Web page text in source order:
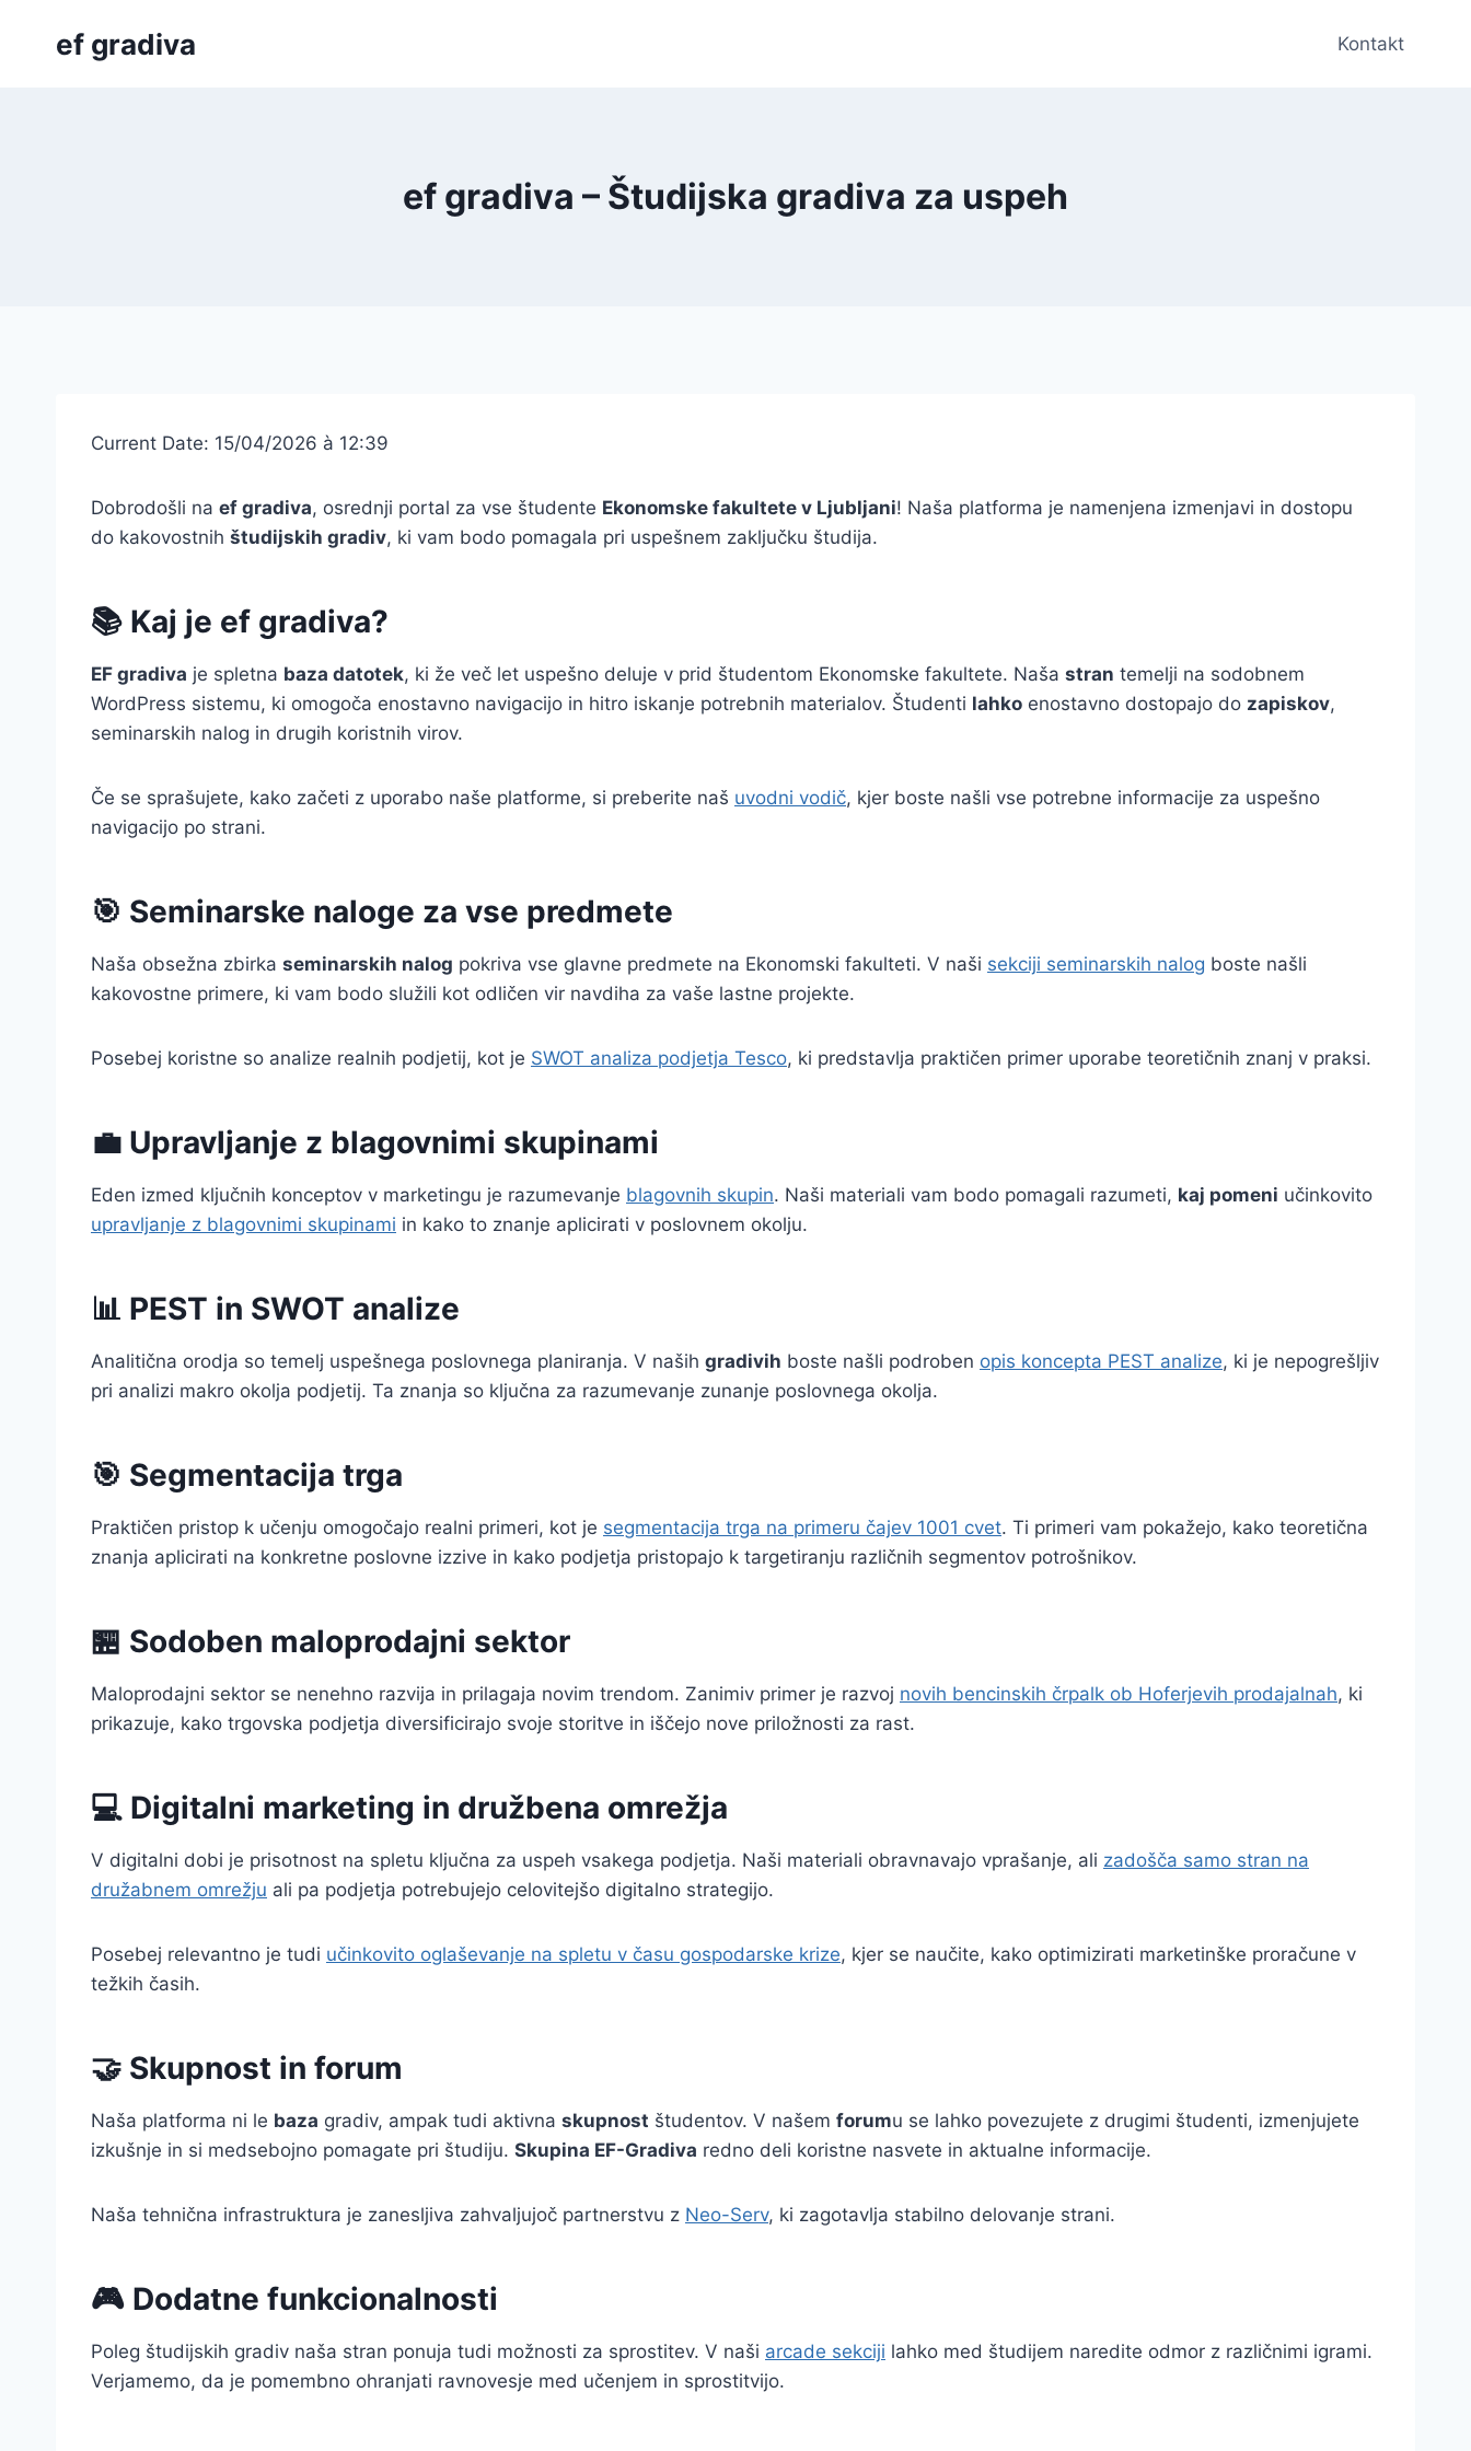
ef gradiva Kontakt
ef gradiva – Študijska gradiva za uspeh
Current Date: 15/04/2026 à 12:39
Dobrodošli na ef gradiva, osrednji portal za vse študente Ekonomske fakultete v Ljubljani! Naša platforma je namenjena izmenjavi in dostopu
do kakovostnih študijskih gradiv, ki vam bodo pomagala pri uspešnem zaključku študija.
📚 Kaj je ef gradiva?
EF gradiva je spletna baza datotek, ki že več let uspešno deluje v prid študentom Ekonomske fakultete. Naša stran temelji na sodobnem
WordPress sistemu, ki omogoča enostavno navigacijo in hitro iskanje potrebnih materialov. Študenti lahko enostavno dostopajo do zapiskov,
seminarskih nalog in drugih koristnih virov.
Če se sprašujete, kako začeti z uporabo naše platforme, si preberite naš uvodni vodič, kjer boste našli vse potrebne informacije za uspešno
navigacijo po strani.
🎯 Seminarske naloge za vse predmete
Naša obsežna zbirka seminarskih nalog pokriva vse glavne predmete na Ekonomski fakulteti. V naši sekciji seminarskih nalog boste našli
kakovostne primere, ki vam bodo služili kot odličen vir navdiha za vaše lastne projekte.
Posebej koristne so analize realnih podjetij, kot je SWOT analiza podjetja Tesco, ki predstavlja praktičen primer uporabe teoretičnih znanj v praksi.
💼 Upravljanje z blagovnimi skupinami
Eden izmed ključnih konceptov v marketingu je razumevanje blagovnih skupin. Naši materiali vam bodo pomagali razumeti, kaj pomeni učinkovito
upravljanje z blagovnimi skupinami in kako to znanje aplicirati v poslovnem okolju.
📊 PEST in SWOT analize
Analitična orodja so temelj uspešnega poslovnega planiranja. V naših gradivih boste našli podroben opis koncepta PEST analize, ki je nepogrešljiv
pri analizi makro okolja podjetij. Ta znanja so ključna za razumevanje zunanje poslovnega okolja.
🎯 Segmentacija trga
Praktičen pristop k učenju omogočajo realni primeri, kot je segmentacija trga na primeru čajev 1001 cvet. Ti primeri vam pokažejo, kako teoretična
znanja aplicirati na konkretne poslovne izzive in kako podjetja pristopajo k targetiranju različnih segmentov potrošnikov.
🏪 Sodoben maloprodajni sektor
Maloprodajni sektor se nenehno razvija in prilagaja novim trendom. Zanimiv primer je razvoj novih bencinskih črpalk ob Hoferjevih prodajalnah, ki
prikazuje, kako trgovska podjetja diversificirajo svoje storitve in iščejo nove priložnosti za rast.
💻 Digitalni marketing in družbena omrežja
V digitalni dobi je prisotnost na spletu ključna za uspeh vsakega podjetja. Naši materiali obravnavajo vprašanje, ali zadošča samo stran na
družabnem omrežju ali pa podjetja potrebujejo celovitejšo digitalno strategijo.
Posebej relevantno je tudi učinkovito oglaševanje na spletu v času gospodarske krize, kjer se naučite, kako optimizirati marketinške proračune v
težkih časih.
🤝 Skupnost in forum
Naša platforma ni le baza gradiv, ampak tudi aktivna skupnost študentov. V našem forumu se lahko povezujete z drugimi študenti, izmenjujete
izkušnje in si medsebojno pomagate pri študiju. Skupina EF-Gradiva redno deli koristne nasvete in aktualne informacije.
Naša tehnična infrastruktura je zanesljiva zahvaljujoč partnerstvu z Neo-Serv, ki zagotavlja stabilno delovanje strani.
🎮 Dodatne funkcionalnosti
Poleg študijskih gradiv naša stran ponuja tudi možnosti za sprostitev. V naši arcade sekciji lahko med študijem naredite odmor z različnimi igrami.
Verjamemo, da je pomembno ohranjati ravnovesje med učenjem in sprostitvijo.